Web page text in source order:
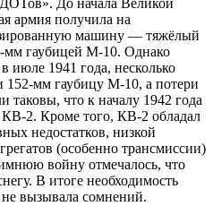
До начала Великой
армия получила на
машину — тяжёлый
гаубицей М-10. Однако
1941 года, несколько
152-мм гаубицу М-10, а потери
что к началу 1942 года
2. Кроме того, КВ-2 обладал
недостатков, низкой
(особенно трансмиссии)
войну отмечалось, что
В итоге необходимость
вызывала сомнений.